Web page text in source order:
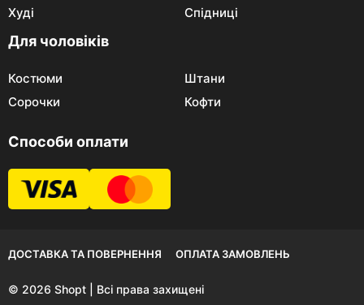
Худі
Спідниці
Для чоловіків
Костюми
Штани
Сорочки
Кофти
Способи оплати
ДОСТАВКА ТА ПОВЕРНЕННЯ ОПЛАТА ЗАМОВЛЕНЬ
© 2026 Shopt | Всі права захищені